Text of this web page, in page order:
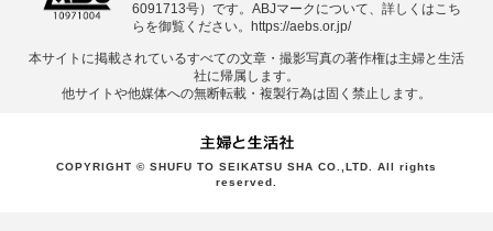
6091713号）です。ABJマークについて、詳しくはこち
らを御覧ください。
https://aebs.or.jp/
本サイトに掲載されているすべての⽂章・撮影写真の著作権は主婦と⽣活
社に帰属します。
他サイトや他媒体への無断転載・複製⾏為は固く禁⽌します。
COPYRIGHT © SHUFU TO SEIKATSU SHA CO.,LTD. All rights
reserved.